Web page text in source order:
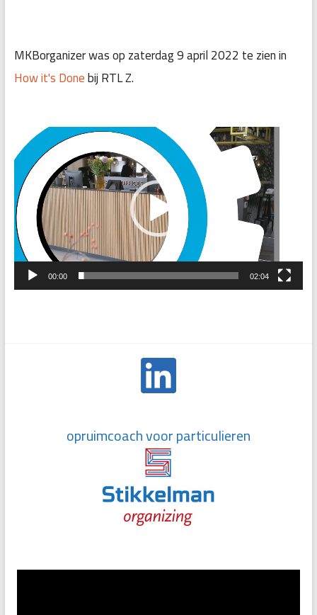
MKBorganizer was op zaterdag 9 april 2022 te zien in
How it's Donebij RTL Z.
Videospeler
00:00 02:04
opruimcoach voor particulieren